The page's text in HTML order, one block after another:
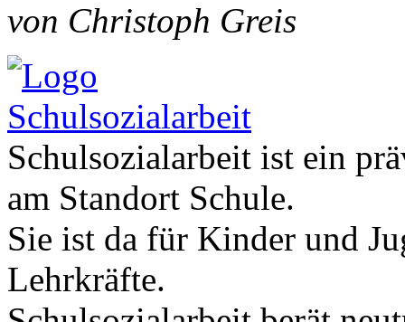
von Christoph Greis
Schulsozialarbeit ist ein
am Standort Schule.
Sie ist da für Kinder und
Lehrkräfte.